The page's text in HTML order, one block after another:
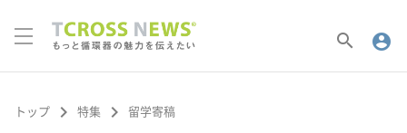
search account_circle
トップ keyboard_arrow_right 特集 keyboard_arrow_right 留学寄稿